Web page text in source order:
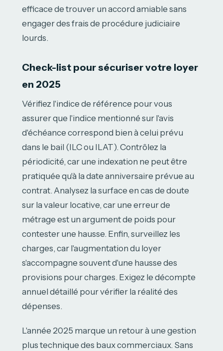
efficace de trouver un accord amiable sans
engager des frais de procédure judiciaire
lourds.
Check-list pour sécuriser votre loyer
en 2025
Vérifiez l'indice de référence pour vous
assurer que l'indice mentionné sur l'avis
d'échéance correspond bien à celui prévu
dans le bail (ILC ou ILAT). Contrôlez la
périodicité, car une indexation ne peut être
pratiquée qu'à la date anniversaire prévue au
contrat. Analysez la surface en cas de doute
sur la valeur locative, car une erreur de
métrage est un argument de poids pour
contester une hausse. Enfin, surveillez les
charges, car l'augmentation du loyer
s'accompagne souvent d'une hausse des
provisions pour charges. Exigez le décompte
annuel détaillé pour vérifier la réalité des
dépenses.
L'année 2025 marque un retour à une gestion
plus technique des baux commerciaux. Sans